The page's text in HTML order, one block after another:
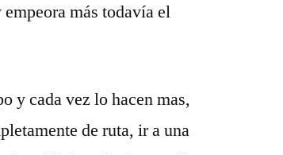
más todavía el
y cada vez lo hacen mas,
de ruta, ir a una